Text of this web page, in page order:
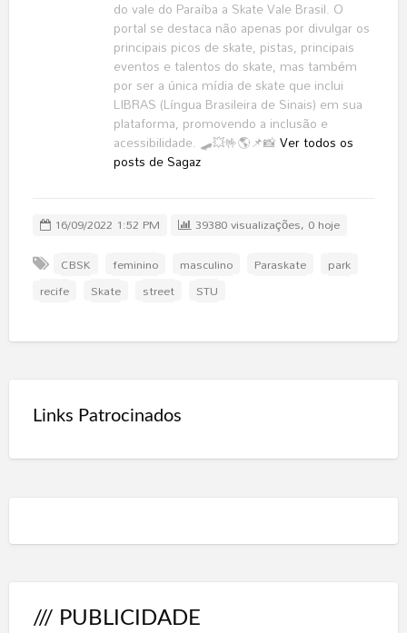
do vale do Paraíba a Skate Vale Brasil. O
portal se destaca não apenas por divulgar os
principais picos de skate, pistas, principais
eventos e talentos do skate, mas também
por ser a única mídia de skate que inclui
LIBRAS (Língua Brasileira de Sinais) em sua
plataforma, promovendo a inclusão e
acessibilidade. 🛹💥🤟🌎📌📸Ver todos os
posts de Sagaz
16/09/2022 1:52 PM
39380 visualizações, 0 hoje
CBSK
feminino masculino Paraskate
park
recife
Skate street STU
Links Patrocinados
/// PUBLICIDADE